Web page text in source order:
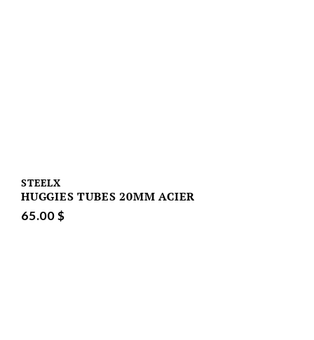
STEELX
HUGGIES TUBES 20MM ACIER
65.00 $